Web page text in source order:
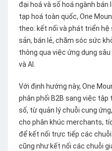
đại hoá và số hoá ngành
tạp hoá toàn quốc, One
theo: kết nối và phát triển
sản, bán lẻ, chăm sóc sức
thông qua việc ứng dụng
và AI.
Với định hướng này, One
phân phối B2B sang việc
số, từ quản lý chuỗi cung
cho phân khúc merchants,
để kết nối trực tiếp các
cũng như kết nối các chuỗi